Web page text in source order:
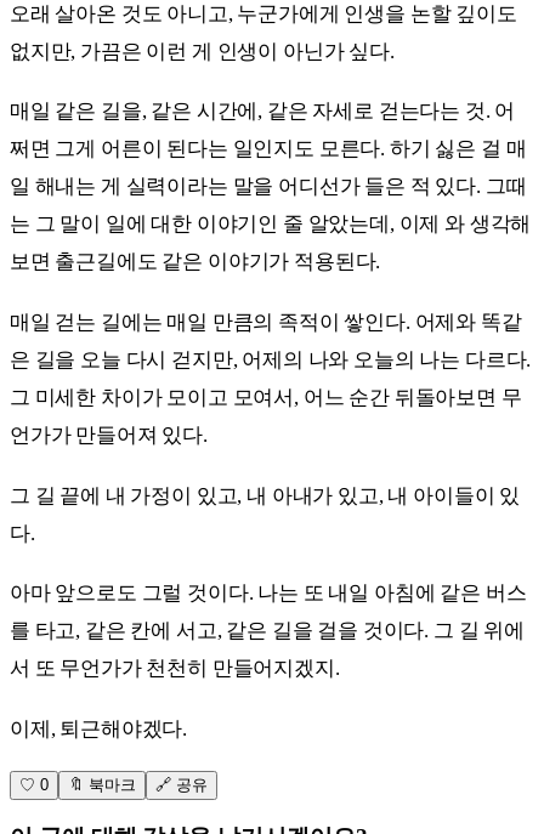
오래 살아온 것도 아니고, 누군가에게 인생을 논할 깊이도
없지만, 가끔은 이런 게 인생이 아닌가 싶다.
매일 같은 길을, 같은 시간에, 같은 자세로 걷는다는 것. 어
쩌면 그게 어른이 된다는 일인지도 모른다. 하기 싫은 걸 매
일 해내는 게 실력이라는 말을 어디선가 들은 적 있다. 그때
는 그 말이 일에 대한 이야기인 줄 알았는데, 이제 와 생각해
보면 출근길에도 같은 이야기가 적용된다.
매일 걷는 길에는 매일 만큼의 족적이 쌓인다. 어제와 똑같
은 길을 오늘 다시 걷지만, 어제의 나와 오늘의 나는 다르다.
그 미세한 차이가 모이고 모여서, 어느 순간 뒤돌아보면 무
언가가 만들어져 있다.
그 길 끝에 내 가정이 있고, 내 아내가 있고, 내 아이들이 있
다.
아마 앞으로도 그럴 것이다. 나는 또 내일 아침에 같은 버스
를 타고, 같은 칸에 서고, 같은 길을 걸을 것이다. 그 길 위에
서 또 무언가가 천천히 만들어지겠지.
이제, 퇴근해야겠다.
♡ 0 🔖 북마크 🔗 공유